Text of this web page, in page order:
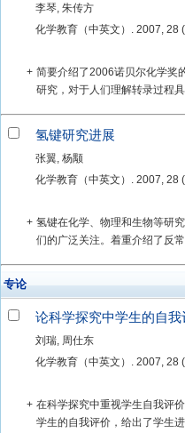
李琴, 朱传方
化学教育（中英文）. 2007, 28 (
+ 简要介绍了2006诺贝尔化学奖
研究，对于人们理解转录过程
氢键研究进展
张翼, 杨颙
化学教育（中英文）. 2007, 28 (
+ 氢键在化学、物理和生物等研
们的广泛关注。着重介绍了反
专论
论科学探究中学生的自我
刘瑞, 周仕东
化学教育（中英文）. 2007, 28 (
+ 在科学探究中重视学生自我评
学生的自我评价，给出了学生